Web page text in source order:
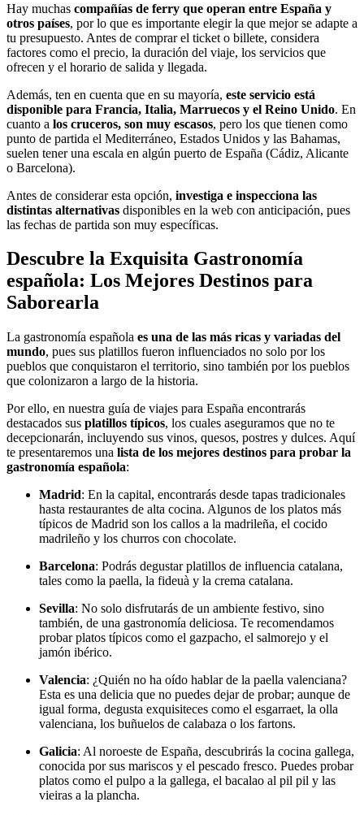
Hay muchas compañías de ferry que operan entre España y
otros países, por lo que es importante elegir la que mejor se adapte a
tu presupuesto. Antes de comprar el ticket o billete, considera
factores como el precio, la duración del viaje, los servicios que
ofrecen y el horario de salida y llegada.
Además, ten en cuenta que en su mayoría, este servicio está
disponible para Francia, Italia, Marruecos y el Reino Unido. En
cuanto a los cruceros, son muy escasos, pero los que tienen como
punto de partida el Mediterráneo, Estados Unidos y las Bahamas,
suelen tener una escala en algún puerto de España (Cádiz, Alicante
o Barcelona).
Antes de considerar esta opción, investiga e inspecciona las
distintas alternativas disponibles en la web con anticipación, pues
las fechas de partida son muy específicas.
Descubre la Exquisita Gastronomía
española: Los Mejores Destinos para
Saborearla
La gastronomía española es una de las más ricas y variadas del
mundo, pues sus platillos fueron influenciados no solo por los
pueblos que conquistaron el territorio, sino también por los pueblos
que colonizaron a largo de la historia.
Por ello, en nuestra guía de viajes para España encontrarás
destacados sus platillos típicos, los cuales aseguramos que no te
decepcionarán, incluyendo sus vinos, quesos, postres y dulces. Aquí
te presentaremos una lista de los mejores destinos para probar la
gastronomía española:
Madrid: En la capital, encontrarás desde tapas tradicionales
hasta restaurantes de alta cocina. Algunos de los platos más
típicos de Madrid son los callos a la madrileña, el cocido
madrileño y los churros con chocolate.
Barcelona: Podrás degustar platillos de influencia catalana,
tales como la paella, la fideuà y la crema catalana.
Sevilla: No solo disfrutarás de un ambiente festivo, sino
también, de una gastronomía deliciosa. Te recomendamos
probar platos típicos como el gazpacho, el salmorejo y el
jamón ibérico.
Valencia: ¿Quién no ha oído hablar de la paella valenciana?
Esta es una delicia que no puedes dejar de probar; aunque de
igual forma, degusta exquisiteces como el esgarraet, la olla
valenciana, los buñuelos de calabaza o los fartons.
Galicia: Al noroeste de España, descubrirás la cocina gallega,
conocida por sus mariscos y el pescado fresco. Puedes probar
platos como el pulpo a la gallega, el bacalao al pil pil y las
vieiras a la plancha.